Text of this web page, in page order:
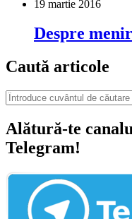
19 martie 2016
Despre
Caută articole
Alătură-te
Telegram!